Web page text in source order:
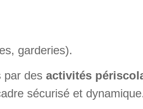
garderies).
par des activités
sécurisé et